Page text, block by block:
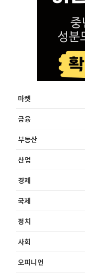
마켓
금융
부동산
산업
경제
국제
정치
사회
오피니언